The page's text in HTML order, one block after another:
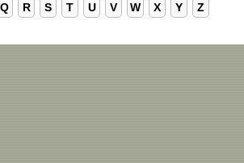
Q R S T U V W X Y Z